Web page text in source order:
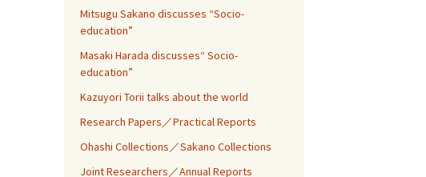
Mitsugu Sakano discusses “Socio-
education”
Masaki Harada discusses“ Socio-
education”
Kazuyori Torii talks about the world
Research Papers／Practical Reports
Ohashi Collections／Sakano Collections
Joint Researchers／Annual Reports